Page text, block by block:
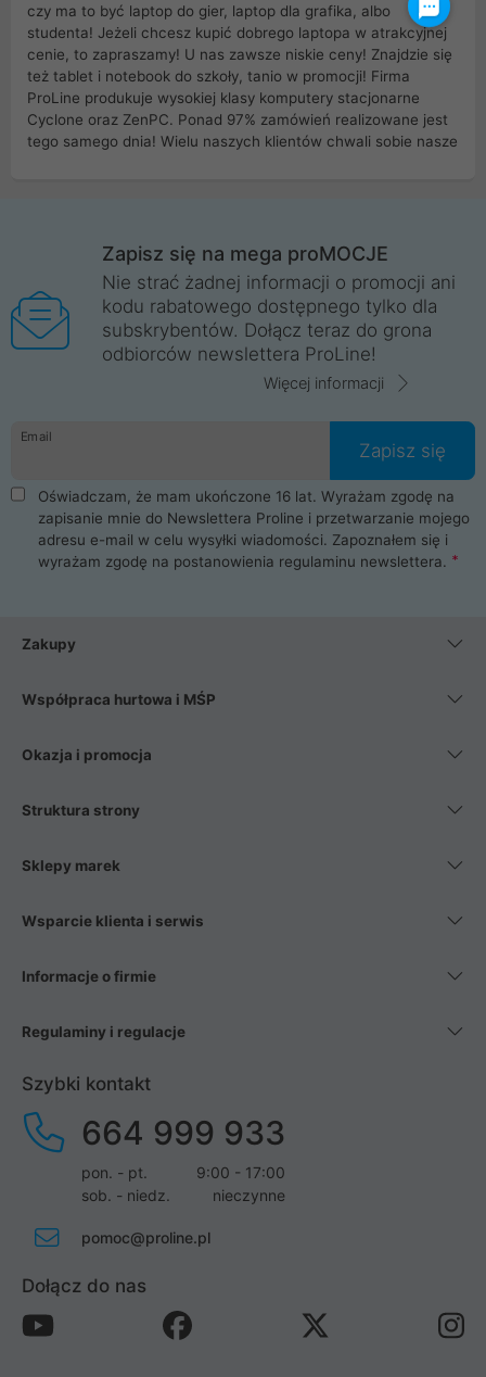
czy ma to być laptop do gier, laptop dla grafika, albo
studenta! Jeżeli chcesz kupić dobrego laptopa w atrakcyjnej
cenie, to zapraszamy! U nas zawsze niskie ceny! Znajdzie się
też tablet i notebook do szkoły, tanio w promocji! Firma
ProLine produkuje wysokiej klasy komputery stacjonarne
Cyclone oraz ZenPC. Ponad 97% zamówień realizowane jest
tego samego dnia! Wielu naszych klientów chwali sobie nasze
Wrocław, Poznań, Legnica, Katowice, Gliwice, Kalisz, Bytom,
Trzebnica, Opole. Szybka i profesjonalna obsługa!
ProLine to polska firma ze 100% polskim kapitałem. Działamy
legalnie i płacimy podatki w naszym kraju! Posiadamy siedzibę
główną w Mirkowie oraz salony na terenie kraju. Cała
komunikacja ze sklepem komputerowym ProLine jest
danych osobowych. Dlatego zakup notebooka albo laptopa w
ProLine to czysta przyjemność i pełne bezpieczeństwo.
Zaopatrzysz się u nas w akcesoria i części komputerowe
takie jak procesory, karty graficzne, płyty główne, pamięci,
dyski SSD, M.2 oraz HDD. Nasi pracownicy pomogą Ci wybrać
najlepszy zasilacz komputerowy oraz obudowę do komputera.
Poza komputerami mamy również najlepsze na rynku
Smartfony takich producentów jak Xiaomi, Apple, Samsung i
wentylatory. Na koniec mając już to wszystko, możesz
Zapisz się na mega proMOCJE
Nie strać żadnej informacji o promocji ani
kodu rabatowego dostępnego tylko dla
subskrybentów. Dołącz teraz do grona
odbiorców newslettera ProLine!
Więcej informacji
Email
Zapisz się
Oświadczam, że mam ukończone 16 lat. Wyrażam zgodę na
zapisanie mnie do Newslettera Proline i przetwarzanie mojego
adresu e-mail w celu wysyłki wiadomości. Zapoznałem się i
wyrażam zgodę na postanowienia regulaminu newslettera.
Zakupy
Współpraca hurtowa i MŚP
Okazja i promocja
Struktura strony
Sklepy marek
Wsparcie klienta i serwis
Informacje o firmie
Regulaminy i regulacje
Szybki kontakt
664 999 933
pon. - pt.
9:00 - 17:00
sob. - niedz.
nieczynne
pomoc@proline.pl
Dołącz do nas